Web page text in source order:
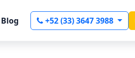
Blog +52 (33) 3647 3988